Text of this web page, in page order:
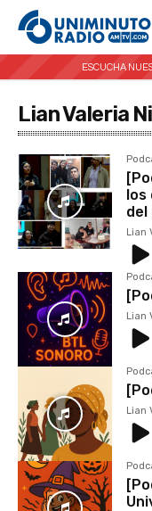
ESCUCHA
Lian Valeria
los
del
Lian
de
audio
Lian
de
audio
Lian
de
audio